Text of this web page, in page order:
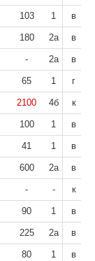
103 1 в
180 2а в
- 2а в
65 1 г
2100 4б к
100 1 в
41 1 в
600 2а в
- - к
90 1 в
225 2а в
80 1 в